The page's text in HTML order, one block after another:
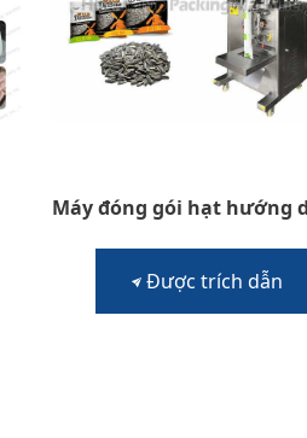
Máy đóng gói hạt hướng
Được trích dẫn